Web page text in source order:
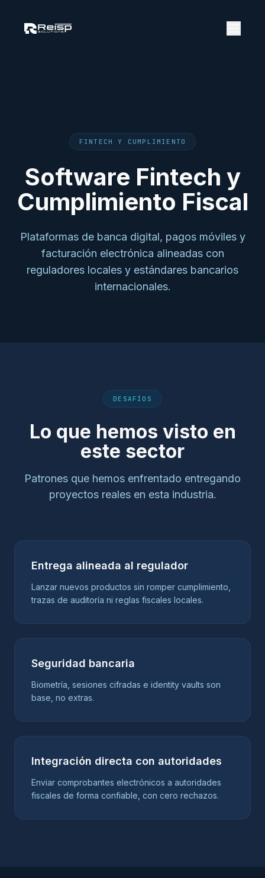
FINTECH Y CUMPLIMIENTO
Software Fintech y
Cumplimiento Fiscal
Plataformas de banca digital, pagos móviles y
facturación electrónica alineadas con
reguladores locales y estándares bancarios
internacionales.
DESAFÍOS
Lo que hemos visto en
este sector
Patrones que hemos enfrentado entregando
proyectos reales en esta industria.
Entrega alineada al regulador
Lanzar nuevos productos sin romper cumplimiento,
trazas de auditoría ni reglas fiscales locales.
Seguridad bancaria
Biometría, sesiones cifradas e identity vaults son
base, no extras.
Integración directa con autoridades
Enviar comprobantes electrónicos a autoridades
fiscales de forma confiable, con cero rechazos.